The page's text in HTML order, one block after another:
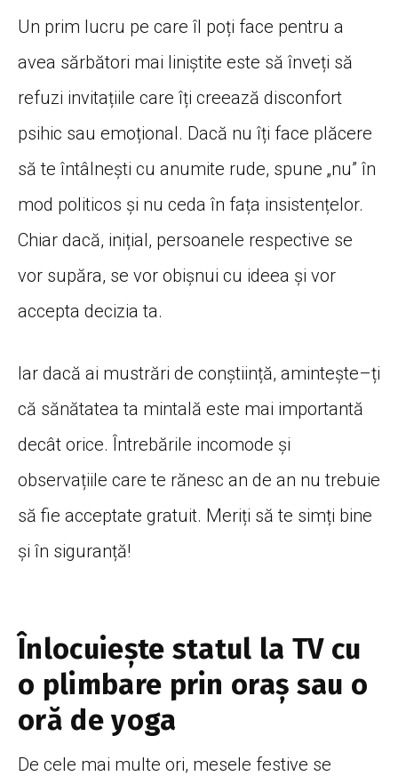
Un prim lucru pe care îl poți face pentru a
avea sărbători mai liniștite este să înveți să
refuzi invitațiile care îți creează disconfort
psihic sau emoțional. Dacă nu îți face plăcere
să te întâlnești cu anumite rude, spune „nu” în
mod politicos și nu ceda în fața insistențelor.
Chiar dacă, inițial, persoanele respective se
vor supăra, se vor obișnui cu ideea și vor
accepta deciziata.
Iar dacă ai mustrări de conștiință, amintește–ți
că sănătatea ta mintală este mai importantă
decât orice. Întrebările incomode și
observațiile care te rănesc an de an nu trebuie
să fie acceptate gratuit. Meriți să te simți bine
și în siguranță!
Înlocuiește statul la TV cu
o plimbare prin oraș sau o
oră de yoga
De cele mai multe ori, mesele festive se